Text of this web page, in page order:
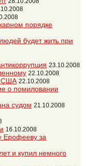
порядке
будет жить при
23.10.2008
22.10.2008
США 22.10.2008
о помиловании
судом 21.10.2008
16.10.2008
Ерофееву за
и купил немного